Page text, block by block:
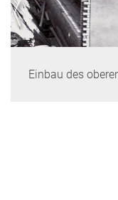
Einbau des